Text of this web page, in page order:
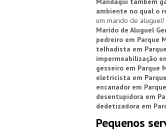
ambiente no qual o
um marido de aluguel!
Marido de Aluguel
pedreiro em Parque
telhadista em
impermeabilização
gesseiro em Parque
eletricista em
encanador em
desentupidora em
dedetizadora em
Pequenos